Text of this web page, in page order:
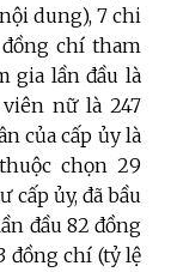
dung), 7 chi
đồng chí tham
gia lần đầu là
viên nữ là 247
của cấp ủy là
chọn 29
ủy, đã bầu
đầu 82 đồng
đồng chí (tỷ lệ